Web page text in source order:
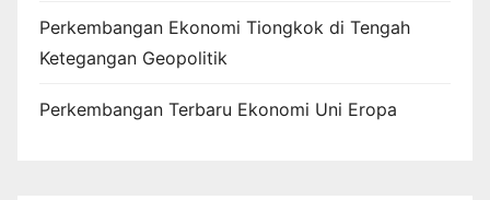
Perkembangan Ekonomi Tiongkok di Tengah
Ketegangan Geopolitik
Perkembangan Terbaru Ekonomi Uni Eropa